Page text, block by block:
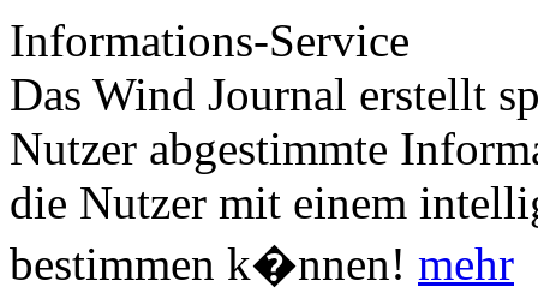
Informations-Service
Das Wind Journal erstellt
Nutzer abgestimmte
die Nutzer mit einem
bestimmen k�nnen! mehr